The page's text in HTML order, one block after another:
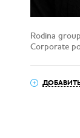
Rodina group
Corporate